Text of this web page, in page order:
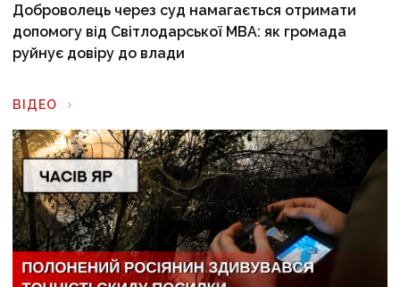
Доброволець через суд намагається отримати
допомогу від Світлодарської МВА: як громада
руйнує довіру до влади
ВІДЕО